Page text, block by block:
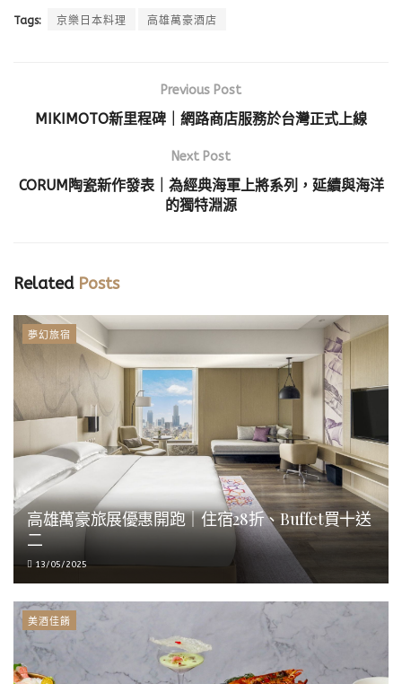
Tags: 京樂日本料理 高雄萬豪酒店
Previous Post
MIKIMOTO新里程碑｜網路商店服務於台灣正式上線
Next Post
CORUM陶瓷新作發表｜為經典海軍上將系列，延續與海洋
的獨特淵源
RelatedPosts
夢幻旅宿
高雄萬豪旅展優惠開跑｜住宿28折、Buffet買十送
二
13/05/2025
美酒佳餚